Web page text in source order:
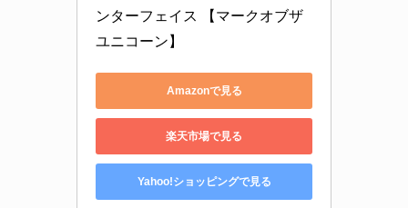
ンターフェイス 【マークオブザ
ユニコーン】
Amazonで見る
楽天市場で見る
Yahoo!ショッピングで見る